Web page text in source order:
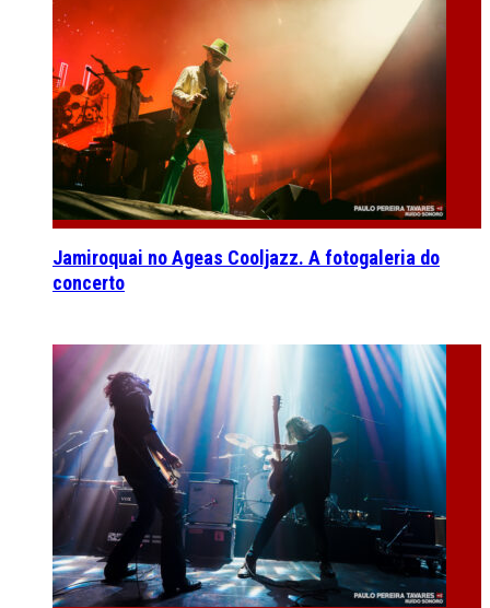
Jamiroquai no Ageas Cooljazz. A fotogaleria do
concerto